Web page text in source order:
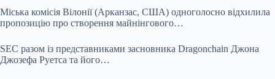
Міська комісія Вілонії (Арканзас, США) одноголосно відхилила
пропозицію про створення майнінгового…
SEC разом із представниками засновника Dragonchain Джона
Джозефа Руетса та його…